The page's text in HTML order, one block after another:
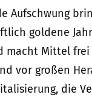
Aufschwung
goldene
macht Mittel
vor großen
die